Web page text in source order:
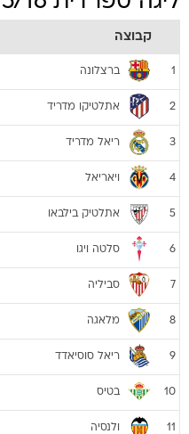
קבוצה
1 ברצלונה
2 אתלטיקו מדריד
3 ריאל מדריד
4 ויאריאל
5 אתלטיק בילבאו
6 סלטה ויגו
7 סביליה
8 מלאגה
9 ריאל סוסיאדד
10 בטיס
11 ולנסיה